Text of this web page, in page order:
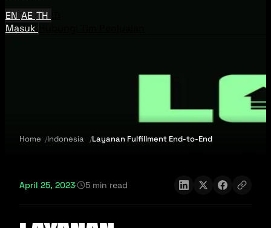
EN AE TH
Masuk
Home Indonesia Layanan Fulfillment End-to-End
April 25, 2023· 5 min read